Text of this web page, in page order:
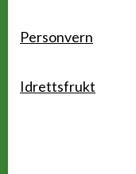
Personvern
Idrettsfrukt